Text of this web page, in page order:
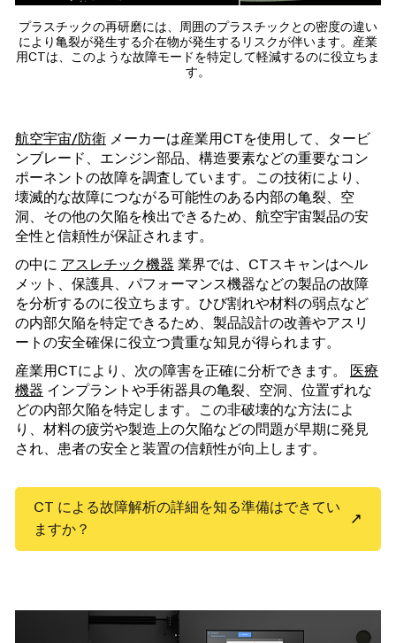
プラスチックの再研磨には、周囲のプラスチックとの密度の違い
により亀裂が発生する介在物が発生するリスクが伴います。産業
用CTは、このような故障モードを特定して軽減するのに役立ちま
す。
航空宇宙/防衛メーカーは産業用CTを使用して、タービ
ンブレード、エンジン部品、構造要素などの重要なコン
ポーネントの故障を調査しています。この技術により、
壊滅的な故障につながる可能性のある内部の亀裂、空
洞、その他の欠陥を検出できるため、航空宇宙製品の安
全性と信頼性が保証されます。
の中に アスレチック機器 業界では、CTスキャンはヘル
メット、保護具、パフォーマンス機器などの製品の故障
を分析するのに役立ちます。ひび割れや材料の弱点など
の内部欠陥を特定できるため、製品設計の改善やアスリ
ートの安全確保に役立つ貴重な知見が得られます。
産業用CTにより、次の障害を正確に分析できます。 医療
機器 インプラントや手術器具の亀裂、空洞、位置ずれな
どの内部欠陥を特定します。この非破壊的な方法によ
り、材料の疲労や製造上の欠陥などの問題が早期に発見
され、患者の安全と装置の信頼性が向上します。
CT による故障解析の詳細を知る準備はできてい
ますか？